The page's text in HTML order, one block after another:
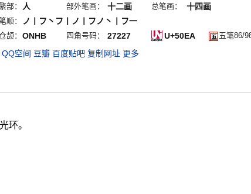
部： 人 部外笔画： 十二画 总笔画： 十四画
顺： ノ丨フ丶フ丨ノ丨フノ丶丨フ一
颉： ONHB 四角号码： 27227 U+50EA 五笔86/98
QQ空间 豆瓣 百度贴吧 复制网址 更多
环。